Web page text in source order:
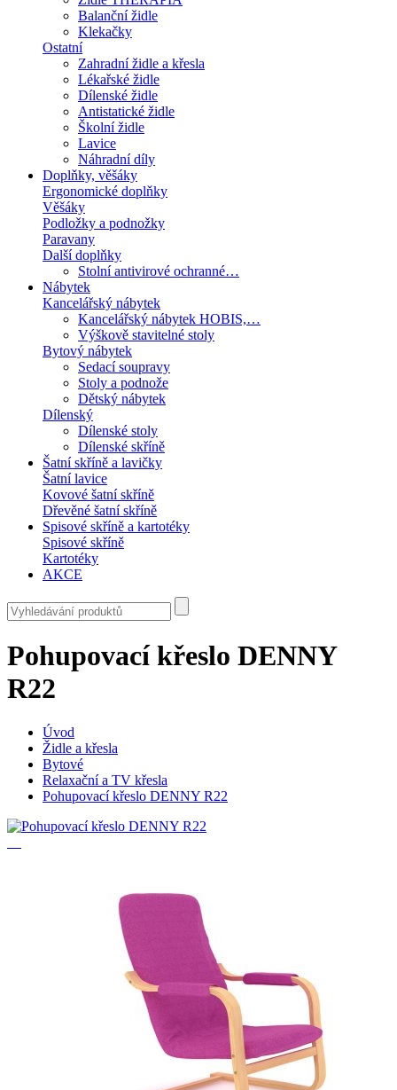
Balanční židle
Klekačky
Ostatní
Zahradní židle a křesla
Lékařské židle
Dílenské židle
Antistatické židle
Školní židle
Lavice
Náhradní díly
Doplňky, věšáky
Ergonomické doplňky
Věšáky
Podložky a podnožky
Paravany
Další doplňky
Stolní antivirové ochranné…
Nábytek
Kancelářský nábytek
Kancelářský nábytek HOBIS,…
Výškově stavitelné stoly
Bytový nábytek
Sedací soupravy
Stoly a podnože
Dětský nábytek
Dílenský
Dílenské stoly
Dílenské skříně
Šatní skříně a lavičky
Šatní lavice
Kovové šatní skříně
Dřevěné šatní skříně
Spisové skříně a kartotéky
Spisové skříně
Kartotéky
AKCE
Pohupovací křeslo DENNY
R22
Úvod
Židle a křesla
Bytové
Relaxační a TV křesla
Pohupovací křeslo DENNY R22